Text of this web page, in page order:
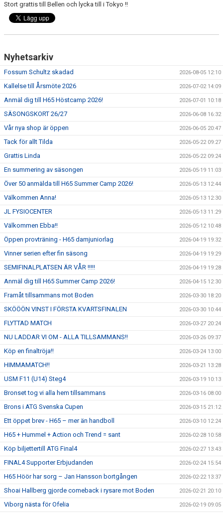
JL FYSIOCENTER
Stort grattis till Bellen och lycka till i Tokyo !!
Nyhetsarkiv
Fossum Schultz skadad 2026-08-05 12:10
Kallelse till Årsmöte 2026 2026-07-02 14:09
Anmäl dig till H65 Höstcamp 2026! 2026-07-01 10:18
SÄSONGSKORT 26/27 2026-06-08 16:32
Vår nya shop är öppen 2026-06-05 20:47
Tack för allt Tilda 2026-05-22 09:27
Grattis Linda 2026-05-22 09:24
En summering av säsongen 2026-05-19 11:03
Över 50 anmälda till H65 Summer Camp 2026! 2026-05-13 12:44
Välkommen Anna! 2026-05-13 12:30
JL FYSIOCENTER 2026-05-13 11:29
Välkommen Ebba!! 2026-05-12 10:48
Öppen provträning - H65 damjuniorlag 2026-04-19 19:32
Vinner serien efter fin säsong 2026-04-19 19:29
SEMIFINALPLATSEN ÄR VÅR !!!!! 2026-04-19 19:28
Anmäl dig till H65 Summer Camp 2026! 2026-04-15 12:30
Framåt tillsammans mot Boden 2026-03-30 18:20
SKÖÖÖN VINST I FÖRSTA KVARTSFINALEN 2026-03-30 10:44
FLYTTAD MATCH 2026-03-27 20:24
NU LADDAR VI OM - ALLA TILLSAMMANS!! 2026-03-26 09:37
Köp en finaltröja!! 2026-03-24 13:00
HIMMAMATCH!! 2026-03-21 13:28
USM F11 (U14) Steg4 2026-03-19 10:13
Bronset tog vi alla hem tillsammans 2026-03-16 08:00
Brons i ATG Svenska Cupen 2026-03-15 21:12
Ett öppet brev - H65 – mer än handboll 2026-03-10 12:24
H65 + Hummel + Action och Trend = sant 2026-02-28 10:58
Köp biljettertill ATG Final4 2026-02-27 13:43
FINAL4 Supporter Erbjudanden 2026-02-24 15:54
H65 Höör har sorg – Jan Hansson bortgången 2026-02-22 13:37
Shoai Hallberg gjorde comeback i rysare mot Boden 2026-02-21 20:10
Viborg nästa för Ofelia 2026-02-19 09:05